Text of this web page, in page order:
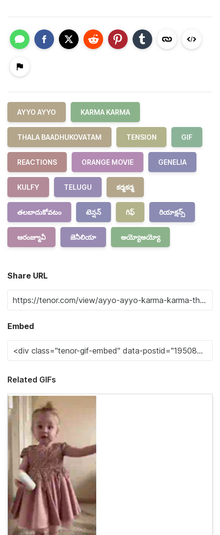
AYYO AYYO KARMA KARMA
THALA BAADHUKOVATAM TENSION GIF
REACTIONS ORANGE MOVIE GENELIA
KULFY TELUGU కర్మకర్మ
తలబాదుకోవటం టెన్షన్ గిఫ్ రియాక్షన్స్
ఆరంజ్మూవీ జెనీలియా అయ్యోఅయ్యో
Share URL
Embed
Related GIFs